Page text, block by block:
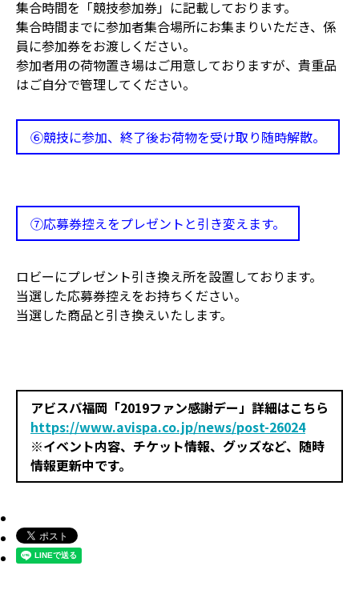
集合時間を「競技参加券」に記載しております。
集合時間までに参加者集合場所にお集まりいただき、係
員に参加券をお渡しください。
参加者用の荷物置き場はご用意しておりますが、貴重品
はご自分で管理してください。
⑥競技に参加、終了後お荷物を受け取り随時解散。
⑦応募券控えをプレゼントと引き変えます。
ロビーにプレゼント引き換え所を設置しております。
当選した応募券控えをお持ちください。
当選した商品と引き換えいたします。
アビスパ福岡「2019ファン感謝デー」詳細はこちら
https://www.avispa.co.jp/news/post-26024
※イベント内容、チケット情報、グッズなど、随時
情報更新中です。